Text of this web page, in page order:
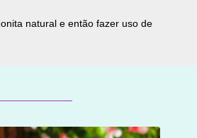
natural e então fazer uso de